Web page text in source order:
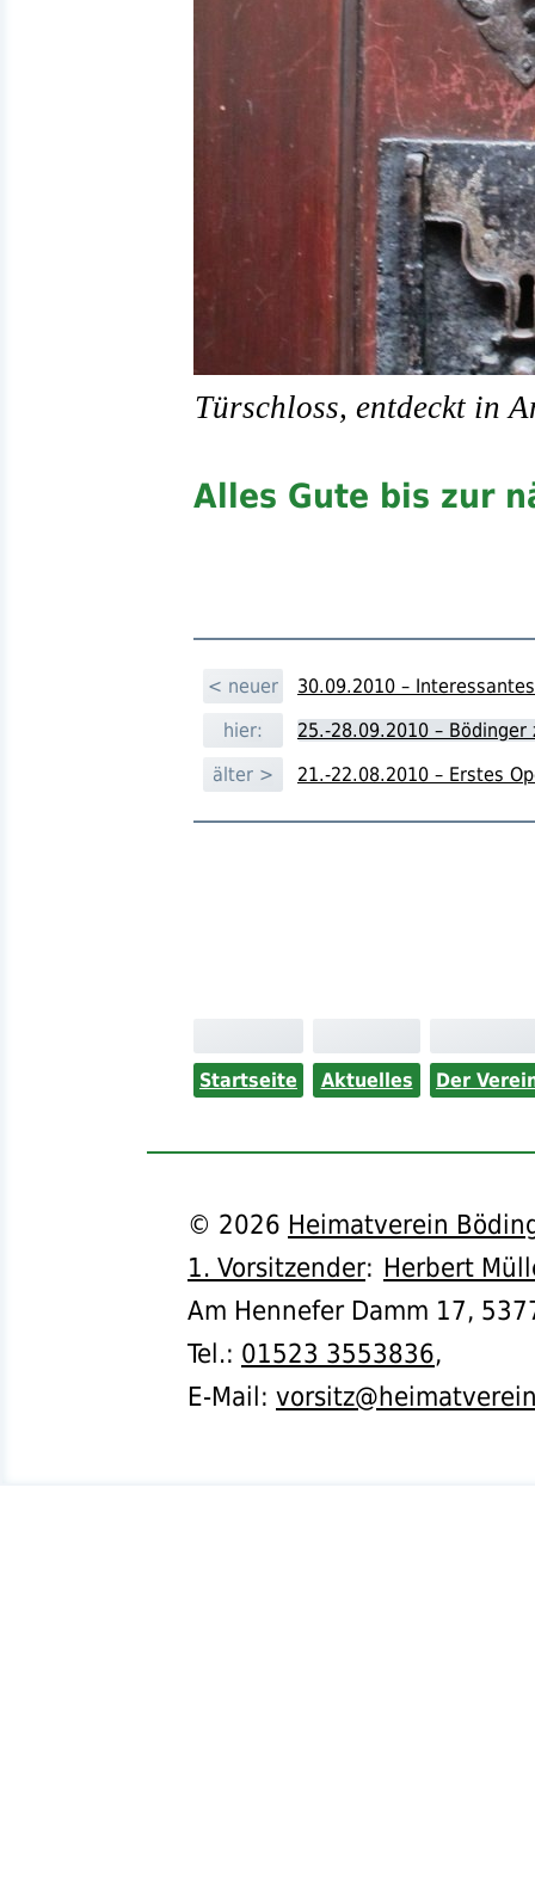
Türschloss, entdeckt in
Alles Gute bis zur
< neuer
30.09.2010 –
hier:
25.-28.09.2010 –
älter >
21.-22.08.2010 – Erstes
Startseite Aktuelles Der
© 2026 Heimatverein
1. Vorsitzender: Herbert
Am Hennefer Damm 17,
Tel.: 01523 3553836,
E-Mail: